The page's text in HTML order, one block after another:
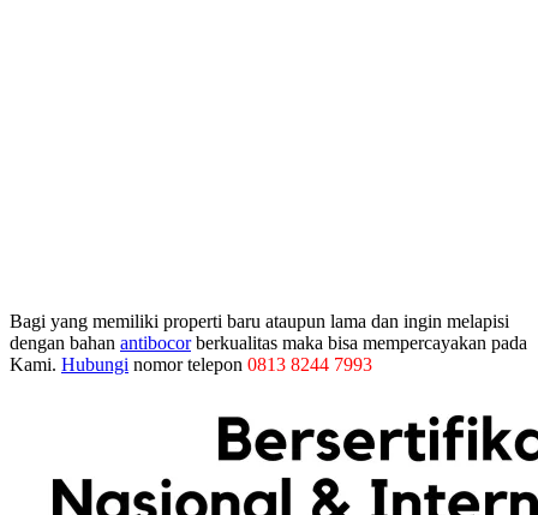
Bagi yang memiliki properti baru ataupun lama dan ingin melapisi
dengan bahan antibocorberkualitas maka bisa mempercayakan pada
Kami. Hubungi nomor telepon 0813 8244 7993